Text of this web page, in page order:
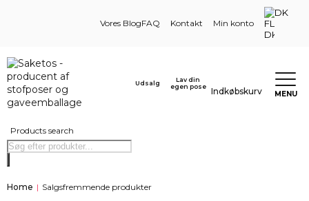
Vores BlogFAQ Kontakt Min konto
DK
Products search
Udsalg
Lav din
egen pose
Indkøbskurv MENU
Home | Salgsfremmende produkter